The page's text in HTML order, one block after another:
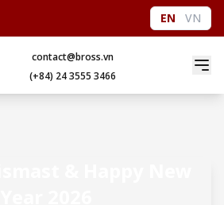
EN VN
contact@bross.vn
(+84) 24 3555 3466